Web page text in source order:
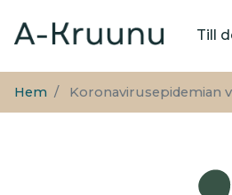
Till
Hem Koronavirusepidemian